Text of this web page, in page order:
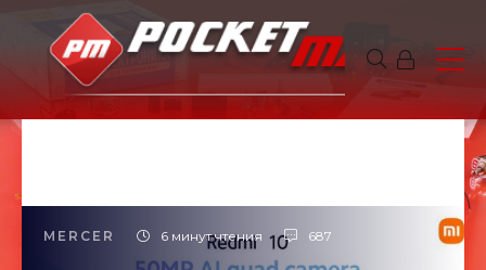
MERCER 6 минут чтения 687